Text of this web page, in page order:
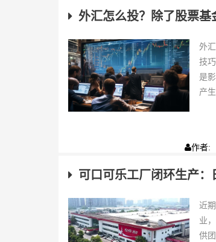
外汇怎么投？除了股票
外
技
是
产
作者:
可口可乐工厂闭环生产
近
业
供